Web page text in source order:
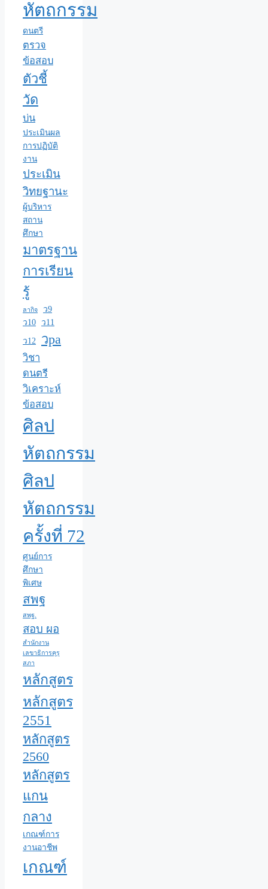
หัตถกรรม
ดนตรี
ตรวจ
ข้อสอบ
ตัวชี้
วัด
บ่น
ประเมินผล
การปฏิบัติ
งาน
ประเมิน
วิทยฐานะ
ผู้บริหาร
สถาน
ศึกษา
มาตรฐาน
การเรียน
รู้
ลากิจ
ว9
ว10 ว11
ว12 วpa
วิชา
ดนตรี
วิเคราะห์
ข้อสอบ
ศิลป
หัตถกรรม
ศิลป
หัตถกรรม
ครั้งที่ 72
ศูนย์การ
ศึกษา
พิเศษ
สพฐ
สพฐ.
สอบ ผอ
สำนักงาน
เลขาธิการคุรุ
สภา
หลักสูตร
หลักสูตร
2551
หลักสูตร
2560
หลักสูตร
แกน
กลาง
เกณฑ์การ
งานอาชีพ
เกณฑ์